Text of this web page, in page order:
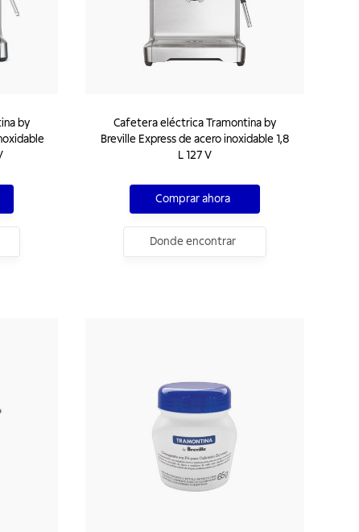
by
Cafetera eléctrica Tramontina by
Breville Express de acero inoxidable 1,8
L 127 V
Comprar ahora
Donde encontrar